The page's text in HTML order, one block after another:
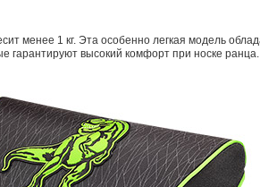
менее 1 кг. Эта особенно легкая модель
гарантируют высокий комфорт при носке ранца.